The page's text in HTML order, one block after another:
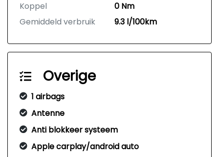
Koppel
0 Nm
Gemiddeld verbruik
9.3 l/100km
Overige
1 airbags
Antenne
Anti blokkeer systeem
Apple carplay/android auto